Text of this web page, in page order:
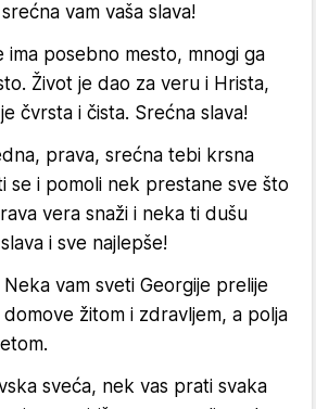
vam vaša slava!
ima posebno mesto, mnogi ga
Život je dao za veru i Hrista,
čvrsta i čista. Srećna slava!
prava, srećna tebi krsna
se i pomoli nek prestane sve što
vera snaži i neka ti dušu
i sve najlepše!
Neka vam sveti Georgije prelije
domove žitom i zdravljem, a polja
sveća, nek vas prati svaka